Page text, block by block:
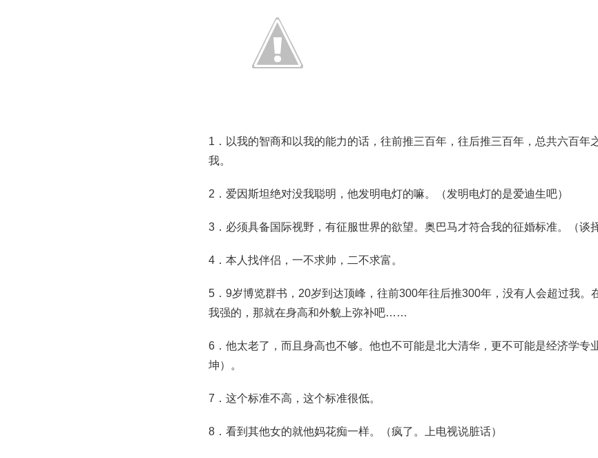
1．以我的智商和以我的能力的话，往前推三百年，往后推三百年，总共六百年
我。
2．爱因斯坦绝对没我聪明，他发明电灯的嘛。（发明电灯的是爱迪生吧）
3．必须具备国际视野，有征服世界的欲望。奥巴马才符合我的征婚标准。（谈
4．本人找伴侣，一不求帅，二不求富。
5．9岁博览群书，20岁到达顶峰，往前300年往后推300年，没有人会超过我。
我强的，那就在身高和外貌上弥补吧……
6．他太老了，而且身高也不够。他也不可能是北大清华，更不可能是经济学专
坤）。
7．这个标准不高，这个标准很低。
8．看到其他女的就他妈花痴一样。（疯了。上电视说脏话）